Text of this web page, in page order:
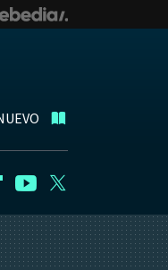
Flipboard
Youtube